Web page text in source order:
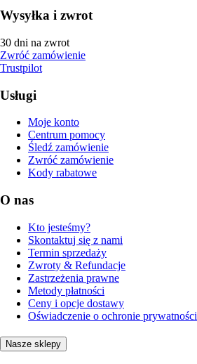
Wysyłka i zwrot
30 dni na zwrot
Zwróć zamówienie
Trustpilot
Usługi
Moje konto
Centrum pomocy
Śledź zamówienie
Zwróć zamówienie
Kody rabatowe
O nas
Kto jesteśmy?
Skontaktuj się z nami
Termin sprzedaży
Zwroty & Refundacje
Zastrzeżenia prawne
Metody płatności
Ceny i opcje dostawy
Oświadczenie o ochronie prywatności
Nasze sklepy